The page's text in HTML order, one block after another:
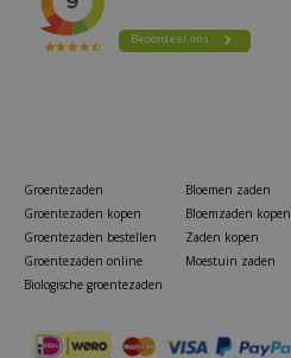
Groentezaden
Groentezaden kopen
Groentezaden bestellen
Groentezaden online
Biologische groentezaden
Bloemen zaden
Bloemzaden kopen
Zaden kopen
Moestuin zaden